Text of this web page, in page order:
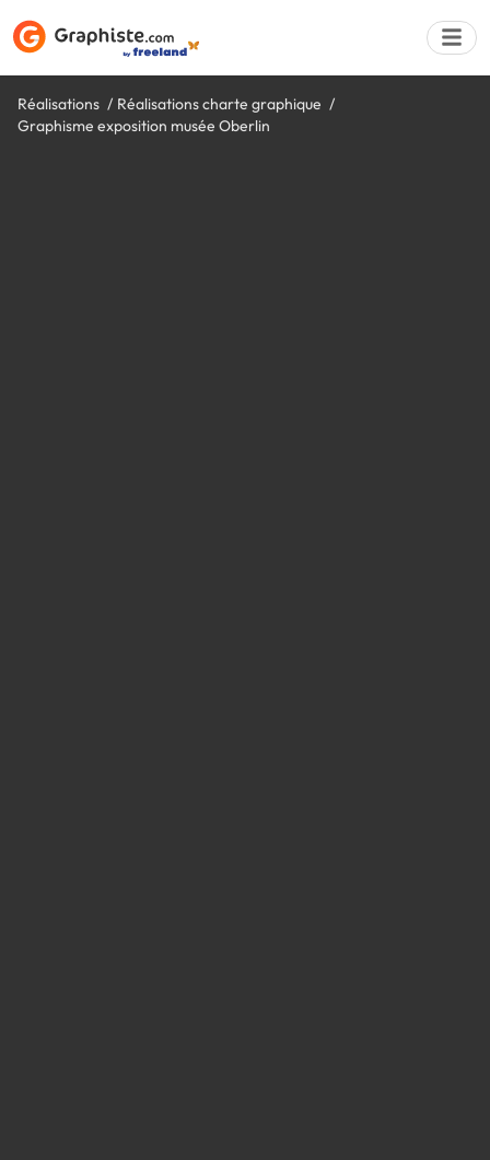
Réalisations
Réalisations charte graphique
Graphisme exposition musée Oberlin